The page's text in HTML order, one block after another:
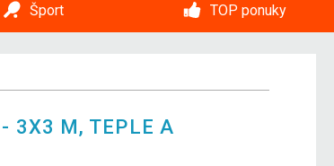
Šport TOP ponuky
3X3 M, TEPLE A